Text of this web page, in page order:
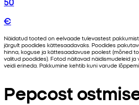
€
Näidatud tooted on eelvaade tulevastest
järgult poodides kättesaadavaks. Poodides
hinna, koguse ja kättesaadavuse poolest (mõned
valitud poodides). Fotod näitavad näidismudeleid
veidi erineda. Pakkumine kehtib kuni varude
Pepcost